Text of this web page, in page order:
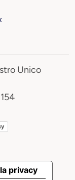
Unico
privacy